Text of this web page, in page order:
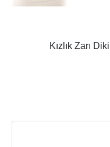
Kızlık Zarı